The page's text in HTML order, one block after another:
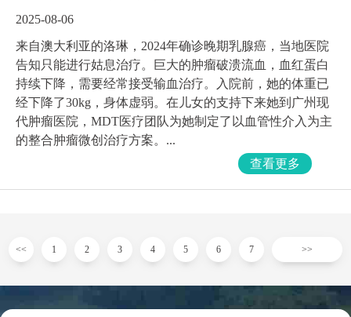
2025-08-06
来自澳大利亚的洛琳，2024年确诊晚期乳腺癌，当地医院
告知只能进行姑息治疗。巨大的肿瘤破溃流血，血红蛋白
持续下降，需要经常接受输血治疗。入院前，她的体重已
经下降了30kg，身体虚弱。在儿女的支持下来她到广州现
代肿瘤医院，MDT医疗团队为她制定了以血管性介入为主
的整合肿瘤微创治疗方案。...
查看更多
<< 1 2 3 4 5 6 7 >>